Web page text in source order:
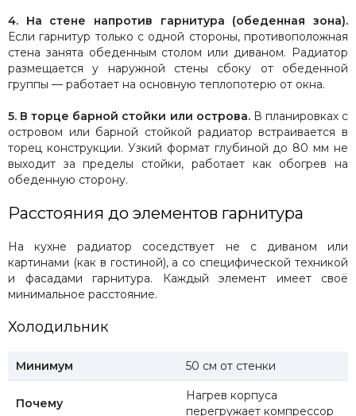
4. На стене напротив гарнитура (обеденная зона).
Если гарнитур только с одной стороны, противоположная
стена занята обеденным столом или диваном. Радиатор
размещается у наружной стены сбоку от обеденной
группы — работает на основную теплопотерю от окна.
5. В торце барной стойки или острова.В планировках с
островом или барной стойкой радиатор встраивается в
торец конструкции. Узкий формат глубиной до 80 мм не
выходит за пределы стойки, работает как обогрев на
обеденную сторону.
Расстояния до элементов гарнитура
На кухне радиатор соседствует не с диваном или
картинами (как в гостиной), а со специфической техникой
и фасадами гарнитура. Каждый элемент имеет своё
минимальное расстояние.
Холодильник
Минимум 50 см от стенки
Почему
Нагрев корпуса
перегружает компрессор